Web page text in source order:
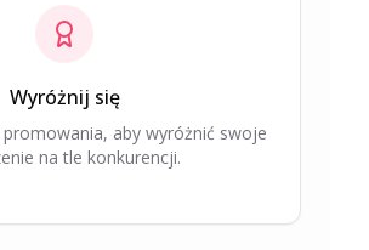
Wyróżnij się
aby wyróżnić swoje
na tle konkurencji.